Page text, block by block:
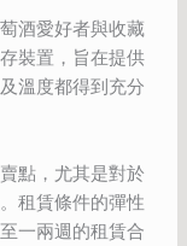
酒愛好者與收藏
裝置，旨在提供
溫度都得到充分
點，尤其是對於
租賃條件的彈性
一兩週的租賃合